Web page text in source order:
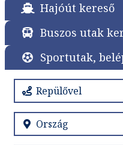
Hajóút kereső
Buszos utak
Sportutak,